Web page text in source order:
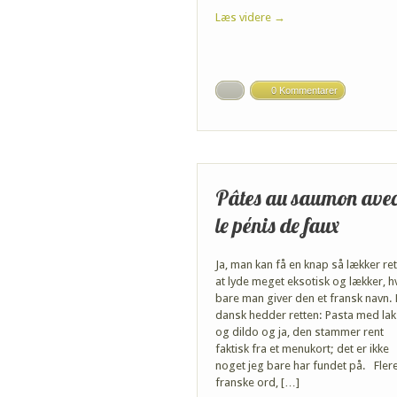
Læs videre →
0 Kommentarer
Pâtes au saumon
le pénis de faux
Ja, man kan få en knap så lækker ret
at lyde meget eksotisk og lækker,
bare man giver den et fransk navn.
dansk hedder retten: Pasta med
og dildo og ja, den stammer rent
faktisk fra et menukort; det er ikke
noget jeg bare har fundet på.
franske ord, […]